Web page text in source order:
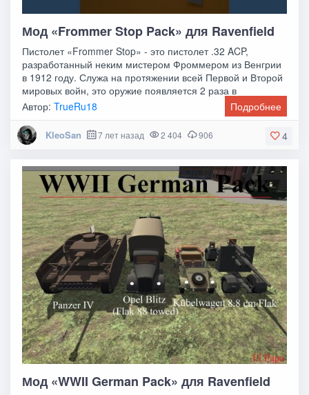
Мод «Frommer Stop Pack» для Ravenfield
Пистолет «Frommer Stop» - это пистолет .32 ACP,
разработанный неким мистером Фроммером из Венгрии
в 1912 году. Служа на протяжении всей Первой и Второй
мировых войн, это оружие появляется 2 раза в
Автор:TrueRu18 Подробнее
4
KleoSan 7 лет назад 2 404 906
Мод «WWII German Pack» для Ravenfield